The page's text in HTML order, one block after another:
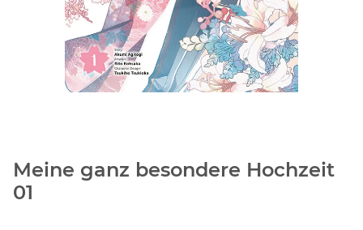
Meine ganz besondere Hochzeit
01